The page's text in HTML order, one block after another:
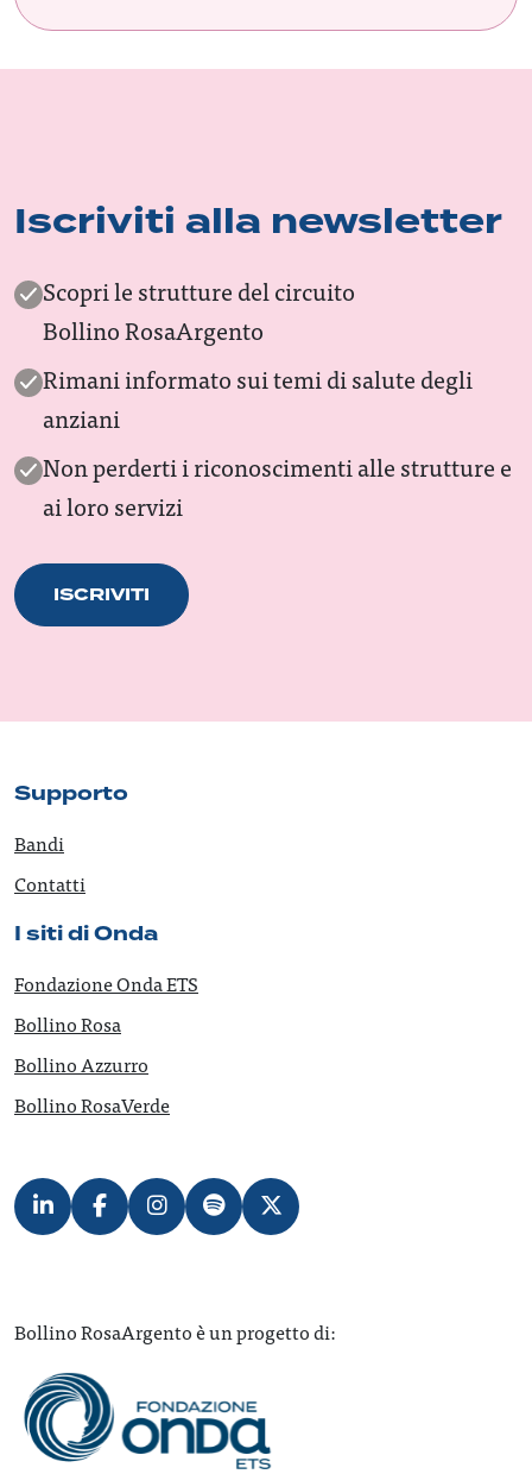
Iscriviti alla newsletter
Scopri le strutture del circuito
Bollino RosaArgento
Rimani informato sui temi di salute degli
anziani
Non perderti i riconoscimenti alle strutture e
ai loro servizi
ISCRIVITI
Bollino RosaArgento è un progetto di:
Supporto
Bandi
Contatti
I siti di Onda
Fondazione Onda ETS
Bollino Rosa
Bollino Azzurro
Bollino RosaVerde